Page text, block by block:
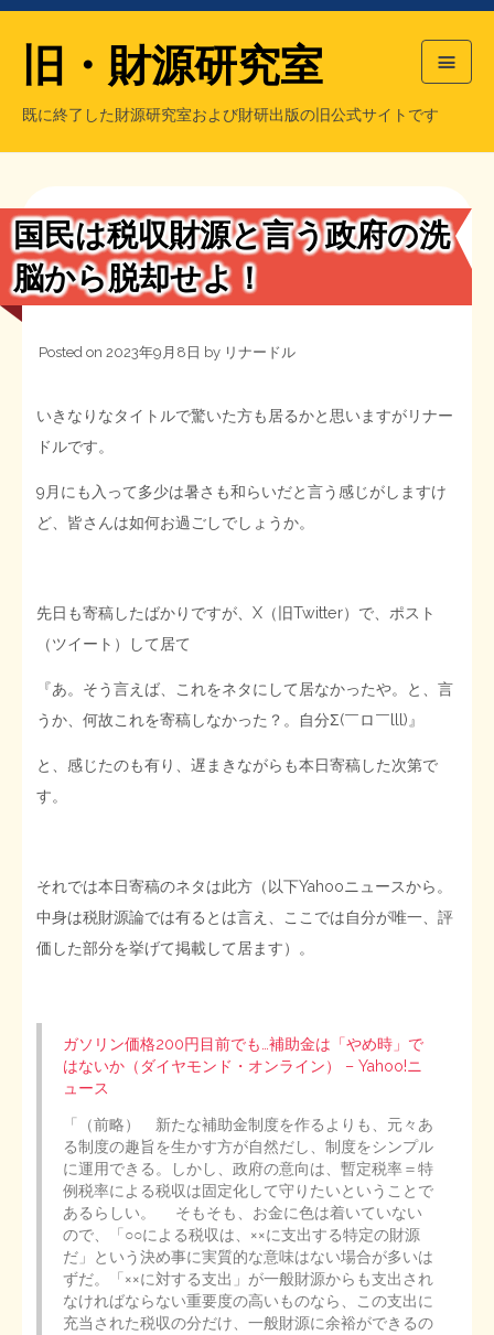
シン財源はあなたです／合同誌／旧・サブカル分室
日本経済を解説するヤンキー／MIHANAマンガ／旧・財研出版
もっと知りたい方へ
マネクリ戦士 RED & BLACK
MMTの学習資料
用語集
旧・財源研究室
既に終了した財源研究室および財研出版の旧公式サイトです
会計報告
会計報告
国民は税収財源と言う政府の洗
脳から脱却せよ！
Posted on 2023年9月8日 by リナードル
いきなりなタイトルで驚いた方も居るかと思いますがリナー
ドルです。
9月にも入って多少は暑さも和らいだと言う感じがしますけ
ど、皆さんは如何お過ごしでしょうか。
先日も寄稿したばかりですが、X（旧Twitter）で、ポスト
（ツイート）して居て
『あ。そう言えば、これをネタにして居なかったや。と、言
うか、何故これを寄稿しなかった？。自分Σ(￣ロ￣lll)』
と、感じたのも有り、遅まきながらも本日寄稿した次第で
す。
それでは本日寄稿のネタは此方（以下Yahooニュースから。
中身は税財源論では有るとは言え、ここでは自分が唯一、評
価した部分を挙げて掲載して居ます）。
ガソリン価格200円目前でも…補助金は「やめ時」で
はないか（ダイヤモンド・オンライン） – Yahoo!ニ
ュース
「（前略） 新たな補助金制度を作るよりも、元々あ
る制度の趣旨を生かす方が自然だし、制度をシンプル
に運用できる。しかし、政府の意向は、暫定税率＝特
例税率による税収は固定化して守りたいということで
あるらしい。 そもそも、お金に色は着いていない
ので、「○○による税収は、××に支出する特定の財源
だ」という決め事に実質的な意味はない場合が多いは
ずだ。「××に対する支出」が一般財源からも支出され
なければならない重要度の高いものなら、この支出に
充当された税収の分だけ、一般財源に余裕ができるの